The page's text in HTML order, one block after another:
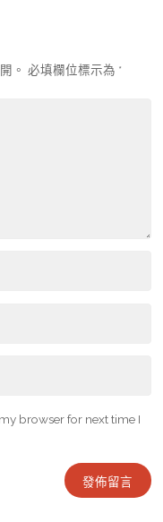
。 必填欄位標示為 *
browser for next time I